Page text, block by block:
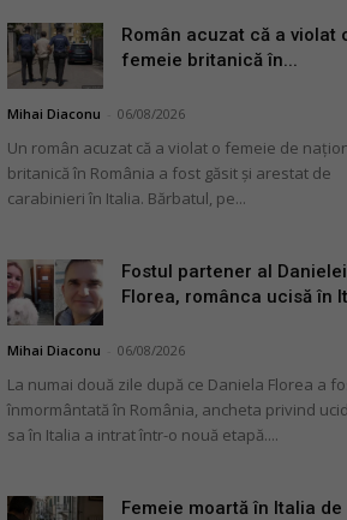
Român acuzat că a violat
femeie britanică în...
Mihai Diaconu 06/08/2026
Un român acuzat că a violat o femeie de
britanică în România a fost găsit și arestat de
carabinieri în Italia. Bărbatul, pe...
Fostul partener al Danielei
Florea, românca ucisă în
Mihai Diaconu 06/08/2026
La numai două zile după ce Daniela Florea a
înmormântată în România, ancheta privind
sa în Italia a intrat într-o nouă etapă....
Femeie moartă în Italia de